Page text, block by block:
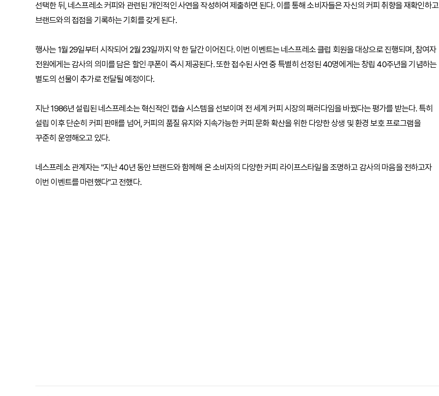
선택한 뒤, 네스프레소 커피와 관련된 개인적인 사연을 작성하여 제출하면 된다. 이를 통해 소비자들은 자신의 커피 취향을 재확인하고
브랜드와의 접점을 기록하는 기회를 갖게 된다.
행사는 1월 29일부터 시작되어 2월 23일까지 약 한 달간 이어진다. 이번 이벤트는 네스프레소 클럽 회원을 대상으로 진행되며, 참여자
전원에게는 감사의 의미를 담은 할인 쿠폰이 즉시 제공된다. 또한 접수된 사연 중 특별히 선정된 40명에게는 창립 40주년을 기념하는
별도의 선물이 추가로 전달될 예정이다.
지난 1986년 설립된 네스프레소는 혁신적인 캡슐 시스템을 선보이며 전 세계 커피 시장의 패러다임을 바꿨다는 평가를 받는다. 특히
설립 이후 단순히 커피 판매를 넘어, 커피의 품질 유지와 지속가능한 커피 문화 확산을 위한 다양한 상생 및 환경 보호 프로그램을
꾸준히 운영해오고 있다.
네스프레소 관계자는 "지난 40년 동안 브랜드와 함께해 온 소비자의 다양한 커피 라이프스타일을 조명하고 감사의 마음을 전하고자
이번 이벤트를 마련했다"고 전했다.